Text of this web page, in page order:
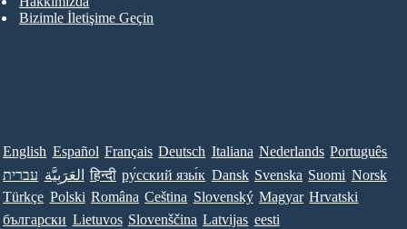
Bizimle İletişime Geçin
English Español Français Deutsch Italiana Nederlands Português
עברית العَرَبِيَّة हिन्दी ру́сский язы́к Dansk Svenska Suomi Norsk
Türkçe Polski Româna Ceština Slovenský Magyar Hrvatski
български Lietuvos Slovenščina Latvijas eesti